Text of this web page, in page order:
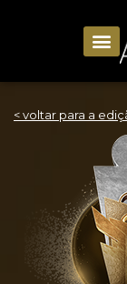
< voltar para a